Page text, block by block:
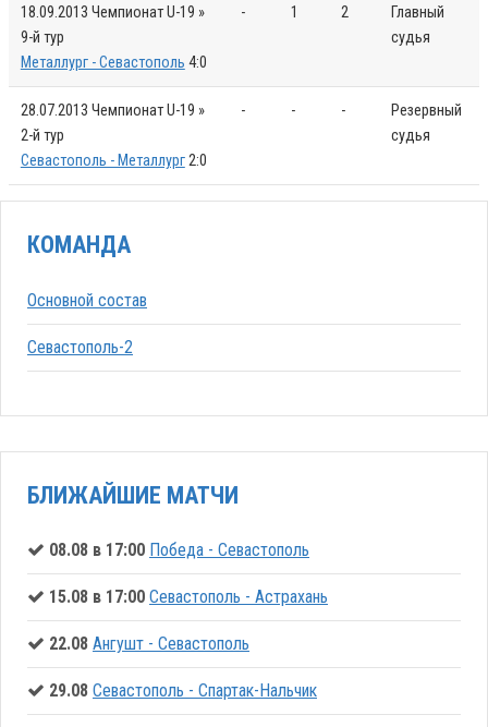
18.09.2013 Чемпионат U-19 »
9-й тур
Металлург - Севастополь 4:0
- 1 2
Главный
судья
28.07.2013 Чемпионат U-19 »
2-й тур
Севастополь - Металлург2:0
- - -
Резервный
судья
КОМАНДА
Основной состав
Севастополь-2
БЛИЖАЙШИЕ МАТЧИ
08.08 в 17:00 Победа - Севастополь
15.08 в 17:00 Севастополь - Астрахань
22.08 Ангушт - Севастополь
29.08 Севастополь - Спартак-Нальчик